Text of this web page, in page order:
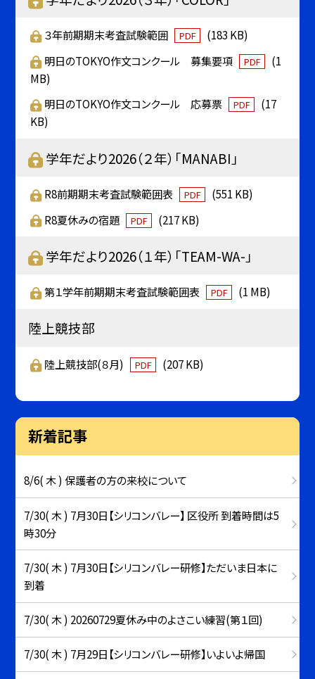
３年前期期末考査試験範囲 PDF
(183 KB)
明日のTOKYO作文コンクール 募集要項
PDF
(1
MB)
明日のTOKYO作文コンクール 応募票
PDF
(17
KB)
学年だより2026（２年）「MANABI」
R8前期期末考査試験範囲表 PDF
(551 KB)
R8夏休みの宿題
PDF (217 KB)
学年だより2026（１年）「TEAM-WA-」
第１学年前期期末考査試験範囲表 PDF (1 MB)
陸上競技部
陸上競技部(８月) PDF (207 KB)
新着記事
8/6( 木 ) 保護者の方の来校について
7/30( 木 ) 7月30日【シリコンバレー】 区役所 到着時間は5
時30分
7/30( 木 ) 7月30日【シリコンバレー研修】ただいま日本に
到着
7/30( 木 ) 20260729夏休み中のよさこい練習(第１回)
7/30( 木 ) 7月29日【シリコンバレー研修】いよいよ帰国